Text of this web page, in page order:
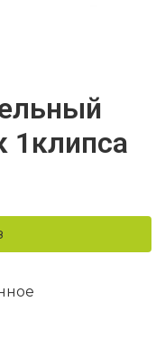
1клипса